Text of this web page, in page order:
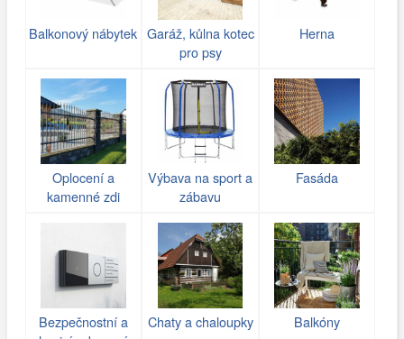
Balkonový nábytek Garáž, kůlna kotec
pro psy
Herna
Oplocení a
kamenné zdi
Výbava na sport a
zábavu
Fasáda
Bezpečnostní a
Chaty a chaloupky Balkóny